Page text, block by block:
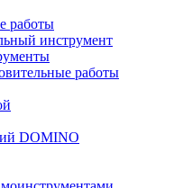
работы
инструмент
работы
DOMINO